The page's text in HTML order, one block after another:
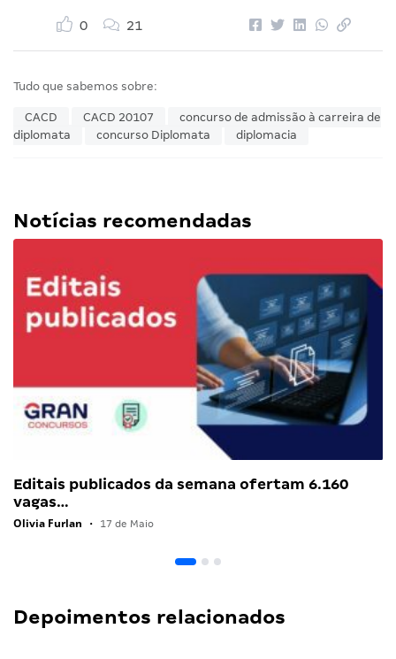
0 21
Tudo que sabemos sobre:
CACD CACD 20107
concurso de admissão à carreira de
diplomata
concurso Diplomata diplomacia
Notícias recomendadas
Editais publicados da semana ofertam 6.160
vagas…
Olivia Furlan • 17 de Maio
Depoimentos relacionados